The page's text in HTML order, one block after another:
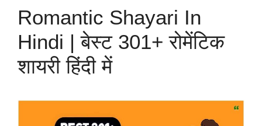
Romantic Shayari In
Hindi | बेस्ट 301+ रोमेंटिक
शायरी हिंदी में